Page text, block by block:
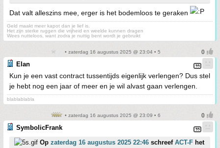
Dat valt alleszins mee, erger is het bodemloos te geraken
Geld maakt meer kapot dan je lief is.
Het zijn sterke ruggen die vrijheid en weelde kunnen dragen
Wees nutteloos, want zodra je nuttig bent wordt je gebruikt
• zaterdag 16 augustus 2025 @ 23:04 • 5
Elan
Kun je een vast contract tussentijds eigenlijk verlengen? Dus stel
je hebt nog een jaar of meer en je wil alvast gaan verlengen.
blablablabla
• zaterdag 16 augustus 2025 @ 23:09 • 6
SymbolicFrank
Op zaterdag 16 augustus 2025 22:46 schreef ACT-F het